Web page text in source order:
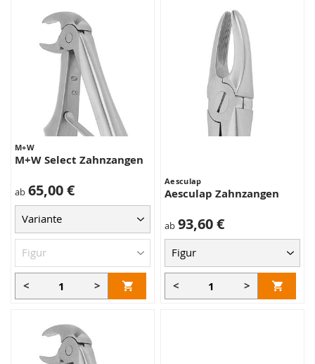
M+W
M+W Select Zahnzangen
ab 65,00 €
< >
Aesculap
Aesculap Zahnzangen
ab 93,60 €
< >